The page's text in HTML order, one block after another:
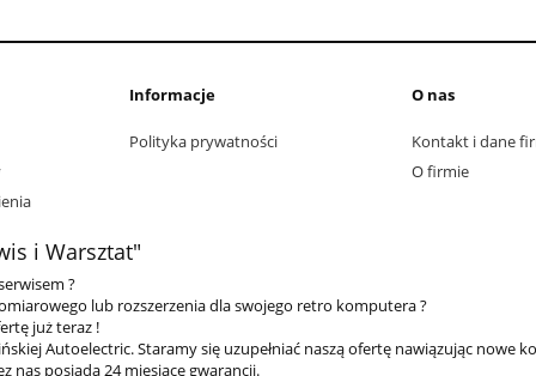
Informacje
Polityka prywatności
O nas
Kontakt i dane
O firmie
i Warsztat"
?
lub rozszerzenia dla swojego retro komputera ?
już teraz !
Autoelectric. Staramy się uzupełniać naszą ofertę nawiązując nowe
nas posiada 24 miesiące gwarancji.